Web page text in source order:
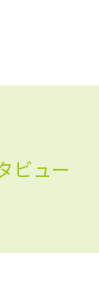
ビュー